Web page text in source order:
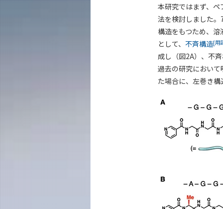
本研究ではまず、
法を検討しました
構造をもつため、
として、 不斉構造[用
成し（図2A）、不
過去の研究におい
た場合に、左巻き